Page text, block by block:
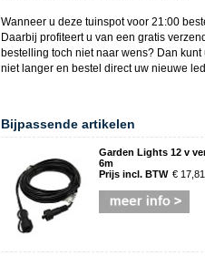
Wanneer u deze tuinspotvoor 21:00
Daarbij profiteert u van een gratis
bestelling toch niet naar wens? Dan
niet langer en bestel direct uw nieuwe
Bijpassende artikelen
Garden Lights 12 v
6m
Prijs incl. BTW € 17,81